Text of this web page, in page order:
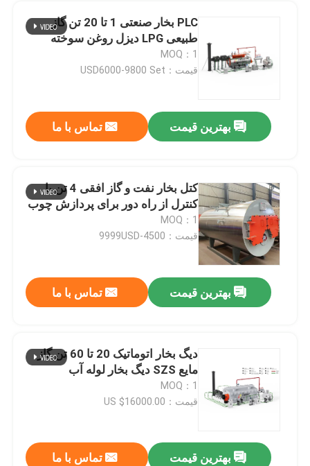
PLC بخار صنعتی 1 تا 20 تن گاز
طبیعی LPG دیزل روغن سوخته
MOQ：1
قیمت：USD6000-9800 Set
بهترین قیمت تماس با ما
کتل بخار نفت و گاز افقی 4 تن با
کنترل از راه دور برای پردازش چوب
MOQ：1
قیمت：4500-9999USD
بهترین قیمت تماس با ما
دیگ بخار اتوماتیک 20 تا 60 تن گاز
مایع SZS دیگ بخار لوله آب
MOQ：1
قیمت：US $16000.00
بهترین قیمت تماس با ما